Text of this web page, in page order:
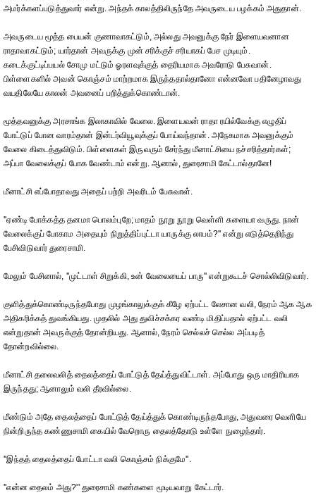
அமர்க்களப்படுத்துவார் என்று. அந்தக் காலத்திலிருந்தே அவருடைய பழக்கம் அதுதான்.
அவருடைய மூத்த பையன் குணாவாகட்டும், அல்லது அவனுக்கு நேர் இளையவனான
ராதாவாகட்டும்; யார்தான் அவருக்கு முன் சரிக்குச் சரியாகப் பேச முடியும்.
கடைக்குட்டிப்பயல் சோமு மட்டும் ஓரளவுக்குத் தைரியமாக அவரோடு பேசுவான்.
பிள்ளைகளில் அவன் கொஞ்சம் மாற்றமாக இருந்ததால்தானோ என்னவோ பதினேழாவது
வயதிலேயே காலன் அவனைப் பறித்துக்கொண்டான்.
மூத்தவனுக்கு அரசாங்க இலாகாவில் வேலை. இளையவன் ராதா ரயில்வேக்கு எழுதிப்
போட்டுப் போன வாரம்தான் இன்டர்வியூவுக்குப் போய்வந்தான். அநேகமாக அவனுக்கும்
வேலை கிடைத்துவிடும். பிள்ளைகள் இருவரும் சேர்ந்து மீனாட்சியை நச்சரித்தார்கள்;
அப்பா வேலைக்குப் போக வேண்டாம் என்று. ஆனால், துரைசாமி கேட்டால்தானே!
மீனாட்சி எப்போதாவது அதைப் பற்றி அவரிடம் பேசுவாள்.
''ஏண்டி போக்கத்த தனமா பொலம்புறே; மாதம் நூறு நூறு வெள்ளி சுளையா வருது. நான்
வேலைக்குப் போகாம அதையும் நிறுத்திப்புட்டா யாருக்கு லாபம்?'' என்று எடுத்தெறிந்து
பேசிவிடுவார் துரைசாமி.
மேலும் பேசினால், ''முட்டாள் சிறுக்கி, உன் வேலையைப் பாரு'' என்றுகூடச் சொல்லிவிடுவார்.
குளித்துக்கொண்டிருந்தபோது முழங்காலுக்குக் கீழே ஏற்பட்ட லேசான வலி, நேரம் ஆக ஆக
அதிகரிக்கத் துவங்கியது. முதலில் அது துவிச்சக்கர வண்டி மிதிப்பதால் ஏற்பட்ட வலி
என்றுதான் அவருக்குத் தோன்றியது. ஆனால், நேரம் செல்லச் செல்ல அப்படித்
தோன்றவில்லை.
மீனாட்சி தலைவலித் தைலத்தைப் போட்டுத் தேய்த்துவிட்டாள். அப்போது ஒரு மாதிரியாக
இருந்தது; ஆனாலும் வலி தீரவில்லை.
மீண்டும் அதே தைலத்தைப் போட்டுத் தேய்த்துக் கொண்டிருந்தபோது, அதுவரை வெளியே
நின்றிருந்த கண்ணுசாமி கையில் வேறொரு தைலத்தோடு உள்ளே நுழைந்தார்.
''இந்தத் தைலத்தைப் போட்டா வலி கொஞ்சம் நிக்குமே''.
''என்ன தைலம் அது?'' துரைசாமி கண்களை மூடியவாறு கேட்டார்.